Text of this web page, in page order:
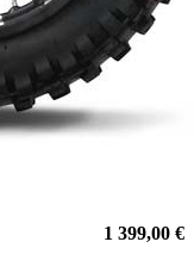
1 399,00 €